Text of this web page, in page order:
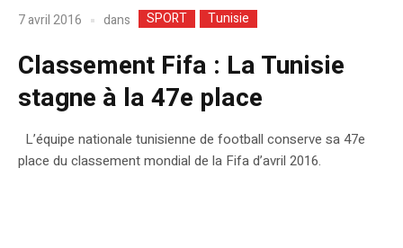
7 avril 2016 dans SPORT Tunisie
Classement Fifa : La Tunisie
stagne à la 47e place
L’équipe nationale tunisienne de football conserve sa 47e
place du classement mondial de la Fifa d’avril 2016.